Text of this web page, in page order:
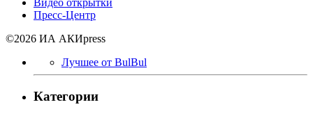
Видео открытки
Пресс-Центр
©2026 ИА АКИpress
Лучшее от BulBul
Категории